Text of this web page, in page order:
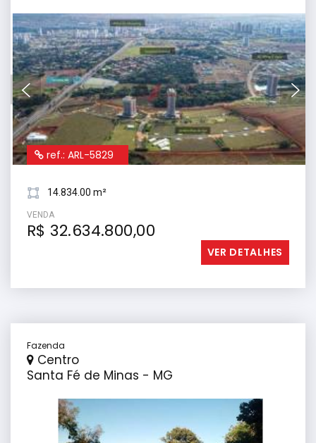
ref.: ARL-5829
14.834.00 m²
VENDA
R$ 32.634.800,00
VER DETALHES
Fazenda
Centro
Santa Fé de Minas - MG